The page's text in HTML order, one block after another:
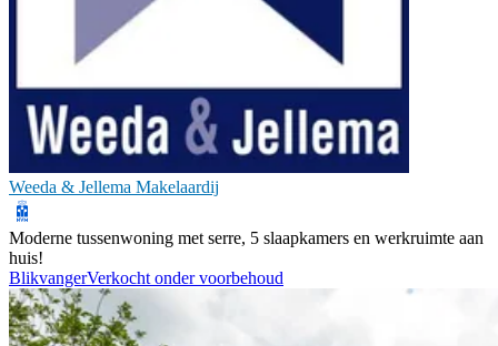
Weeda & Jellema Makelaardij
Moderne tussenwoning met serre, 5 slaapkamers en werkruimte aan
huis!
BlikvangerVerkocht onder voorbehoud